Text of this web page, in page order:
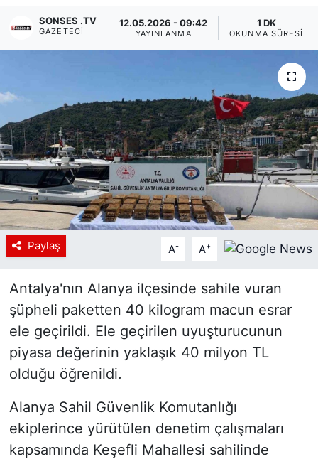
SONSES .TV
GAZETECI
12.05.2026 - 09:42
YAYINLANMA
1 DK
OKUNMA SÜRESI
Paylaş A- A+
Antalya'nın Alanya ilçesinde sahile vuran
şüpheli paketten 40 kilogram macun esrar
ele geçirildi. Ele geçirilen uyuşturucunun
piyasa değerinin yaklaşık 40 milyon TL
olduğu öğrenildi.
Alanya Sahil Güvenlik Komutanlığı
ekiplerince yürütülen denetim çalışmaları
kapsamında Keşefli Mahallesi sahilinde
SAĞLIK
Siyaset
Haberde insan
Tanıtım
Haber Arşivi